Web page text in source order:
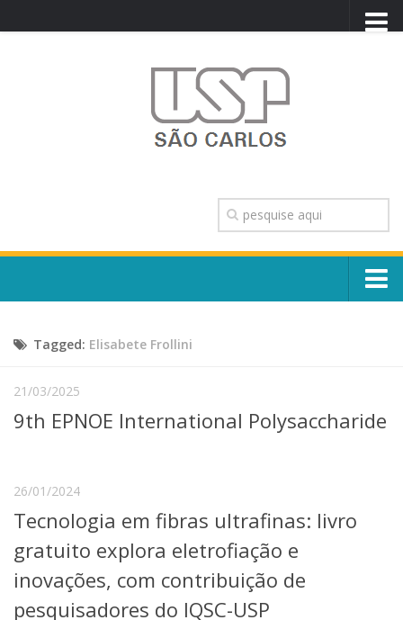
TRANSPARÊNCIA
OUVIDORIA
CONTATO
Escola, Institutos e Órgãos
Núcleos e Comissões
Telefones e Mapas
Graduação
Pós-Graduação
Educação a distância
Cursos de Extensão
Pesquisa e Inovação
Linhas de Pesquisa
Tagged: Elisabete Frollini
21/03/2025
9th EPNOE International Polysaccharide
26/01/2024
Tecnologia em fibras ultrafinas: livro
gratuito explora eletrofiação e
inovações, com contribuição de
pesquisadores do IQSC-USP